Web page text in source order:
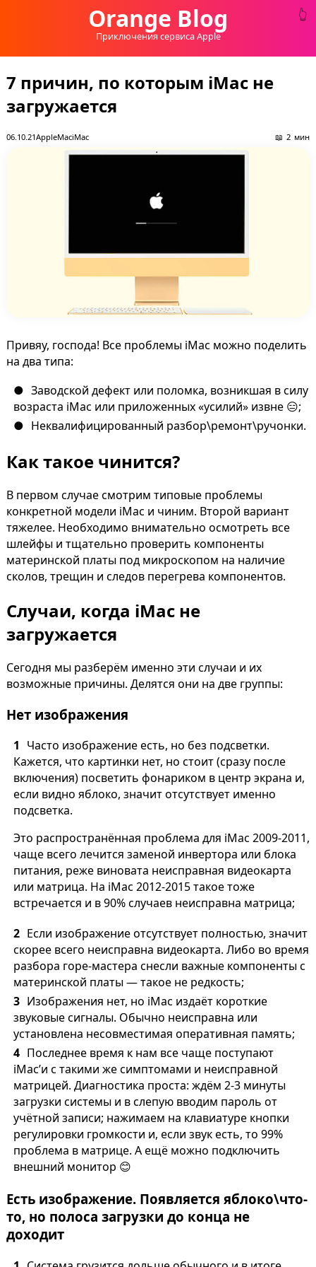
Orange Blog
Приключения сервиса Apple
7 причин, по которым iMac не
загружается
06.10.21AppleMaciMac 2
Привяу, господа! Все проблемы iMac можно поделить
на два типа:
Заводской дефект или поломка, возникшая в силу
возраста iMac или приложенных «усилий» извне 😑;
Неквалифицированный разбор\ремонт\ручонки.
Как такое чинится?
В первом случае смотрим типовые проблемы
конкретной модели iMac и чиним. Второй вариант
тяжелее. Необходимо внимательно осмотреть все
шлейфы и тщательно проверить компоненты
материнской платы под микроскопом на наличие
сколов, трещин и следов перегрева компонентов.
Случаи, когда iMac не
загружается
Сегодня мы разберём именно эти случаи и их
возможные причины. Делятся они на две группы:
Нет изображения
Часто изображение есть, но без подсветки.
Кажется, что картинки нет, но стоит (сразу после
включения) посветить фонариком в центр экрана и,
если видно яблоко, значит отсутствует именно
подсветка.
Это распространённая проблема для iMac 2009-2011,
чаще всего лечится заменой инвертора или блока
питания, реже виновата неисправная видеокарта
или матрица. На iMac 2012-2015 такое тоже
встречается и в 90% случаев неисправна матрица;
Если изображение отсутствует полностью, значит
скорее всего неисправна видеокарта. Либо во время
разбора горе-мастера снесли важные компоненты с
материнской платы — такое не редкость;
Изображения нет, но iMac издаёт короткие
звуковые сигналы. Обычно неисправна или
установлена несовместимая оперативная память;
Последнее время к нам все чаще поступают
iMac’и с такими же симптомами и неисправной
матрицей. Диагностика проста: ждём 2-3 минуты
загрузки системы и в слепую вводим пароль от
учётной записи; нажимаем на клавиатуре кнопки
регулировки громкости и, если звук есть, то 99%
проблема в матрице. А ещё можно подключить
внешний монитор 😊
Есть изображение. Появляется яблоко\что-
то, но полоса загрузки до конца не
доходит